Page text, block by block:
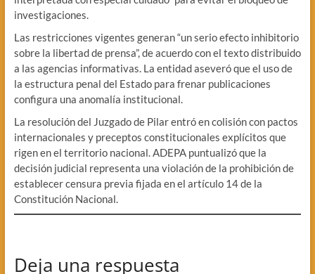
investigaciones.
Las restricciones vigentes generan “un serio efecto inhibitorio
sobre la libertad de prensa”, de acuerdo con el texto distribuido
a las agencias informativas. La entidad aseveró que el uso de
la estructura penal del Estado para frenar publicaciones
configura una anomalía institucional.
La resolución del Juzgado de Pilar entró en colisión con pactos
internacionales y preceptos constitucionales explícitos que
rigen en el territorio nacional. ADEPA puntualizó que la
decisión judicial representa una violación de la prohibición de
establecer censura previa fijada en el artículo 14 de la
Constitución Nacional.
Deja una respuesta